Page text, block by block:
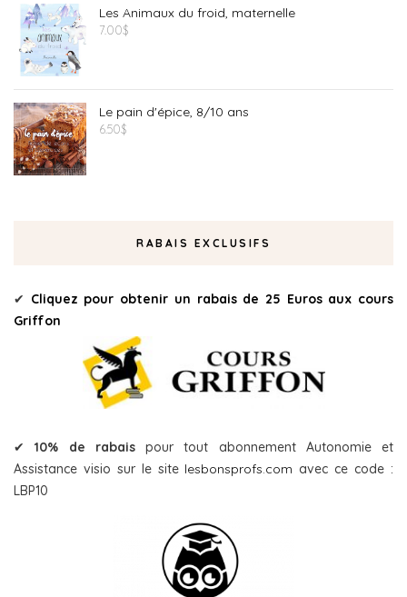
Les Animaux du froid, maternelle
7.00$
Le pain d'épice, 8/10 ans
6.50$
RABAIS EXCLUSIFS
✔ Cliquez pour obtenir un rabais de 25 Euros aux cours
Griffon
✔10% de rabaispour tout abonnement Autonomie et
Assistance visio sur le site lesbonsprofs.com avec ce code :
LBP10